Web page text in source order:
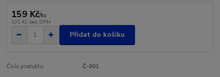
159 Kč/ks
131 Kč bez DPH
Přidat do košíku
Číslo produktu: Č-001